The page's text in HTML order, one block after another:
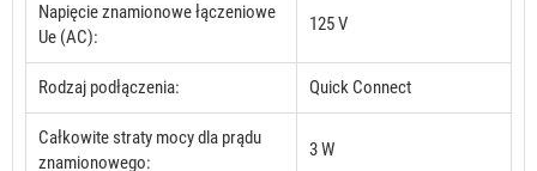
Napięcie znamionowe łączeniowe
Ue (AC):
125 V
Rodzaj podłączenia: Quick Connect
Całkowite straty mocy dla prądu
znamionowego:
3 W